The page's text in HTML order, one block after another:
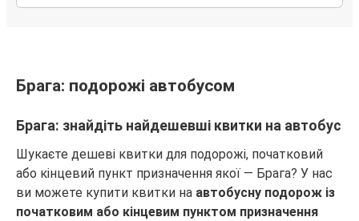
Брага: подорожі автобусом
Брага: знайдіть найдешевші квитки на автобус
Шукаєте дешеві квитки для подорожі, початковий
або кінцевий пункт призначення якої — Брага? У нас
ви можете купити квитки на автобусну подорож із
початковим або кінцевим пунктом призначення